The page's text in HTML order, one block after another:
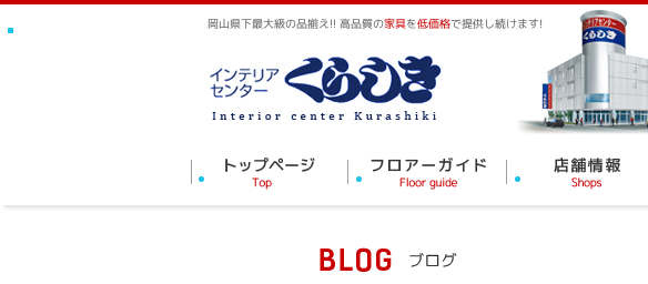
岡山県下最大級の品揃え!! 高品質の家具を低価格で提供し続けます!